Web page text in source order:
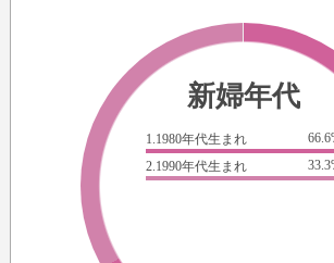
新婦年代
1.1980年代生まれ
2.1990年代生まれ